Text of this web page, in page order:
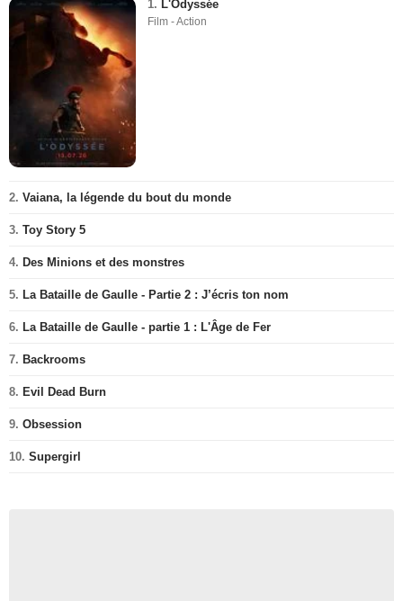
1. L'Odyssée
Film - Action
2. Vaiana, la légende du bout du monde
3. Toy Story 5
4. Des Minions et des monstres
5. La Bataille de Gaulle - Partie 2 : J’écris ton nom
6. La Bataille de Gaulle - partie 1 : L'Âge de Fer
7. Backrooms
8. Evil Dead Burn
9. Obsession
10. Supergirl